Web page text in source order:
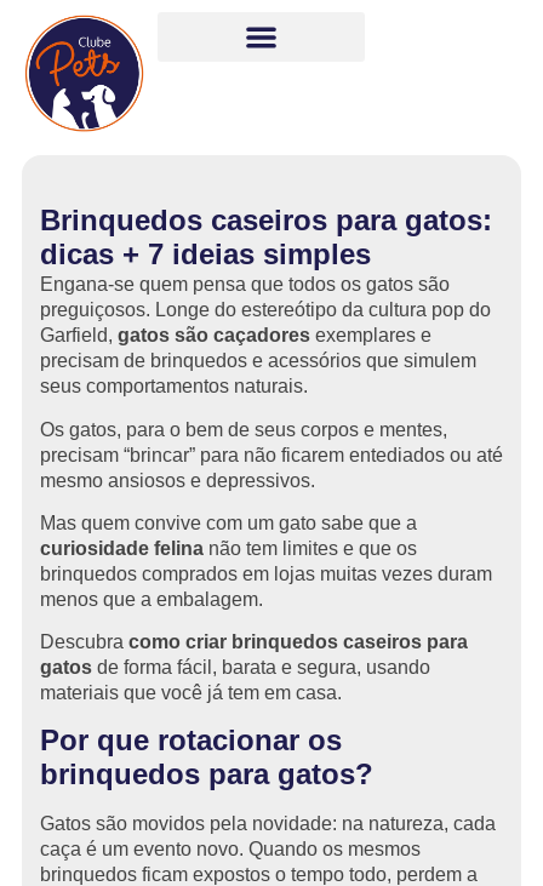
Brinquedos caseiros para gatos:
dicas + 7 ideias simples
Engana-se quem pensa que todos os gatos são
preguiçosos. Longe do estereótipo da cultura pop do
Garfield, gatos são caçadoresexemplares e
precisam de brinquedos e acessórios que simulem
seus comportamentos naturais.
Os gatos, para o bem de seus corpos e mentes,
precisam “brincar” para não ficarem entediados ou até
mesmo ansiosos e depressivos.
Mas quem convive com um gato sabe que a
curiosidade felinanão tem limites e que os
brinquedos comprados em lojas muitas vezes duram
menos que a embalagem.
Descubra como criar brinquedos caseiros para
gatosde forma fácil, barata e segura, usando
materiais que você já tem em casa.
Por que rotacionar os
brinquedos para gatos?
Gatos são movidos pela novidade: na natureza, cada
caça é um evento novo. Quando os mesmos
brinquedos ficam expostos o tempo todo, perdem a